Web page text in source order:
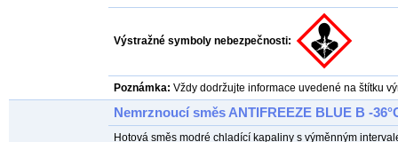
Výstražné symboly nebezpečnosti:
Poznámka: Vždy dodržujte informace uvedené na štítku
Nemrznoucí směs ANTIFREEZE BLUE B -
Hotová směs modré chladící kapaliny s výměnným